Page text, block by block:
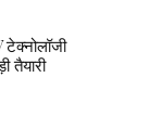
तैयारी